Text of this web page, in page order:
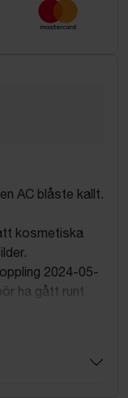
AC blåste kallt.
kosmetiska
2024-05-
ha gått runt